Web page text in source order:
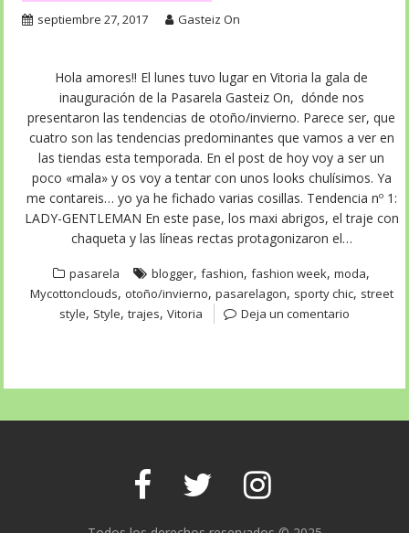
septiembre 27, 2017 Gasteiz On
Hola amores!! El lunes tuvo lugar en Vitoria la gala de
inauguración de la Pasarela Gasteiz On, dónde nos
presentaron las tendencias de otoño/invierno. Parece ser, que
cuatro son las tendencias predominantes que vamos a ver en
las tiendas esta temporada. En el post de hoy voy a ser un
poco «mala» y os voy a tentar con unos looks chulísimos. Ya
me contareis… yo ya he fichado varias cosillas. Tendencia nº 1:
LADY-GENTLEMAN En este pase, los maxi abrigos, el traje con
chaqueta y las líneas rectas protagonizaron el…
pasarela blogger, fashion, fashion week, moda,
Mycottonclouds, otoño/invierno, pasarelagon, sporty chic, street
style, Style, trajes, Vitoria Deja un comentario